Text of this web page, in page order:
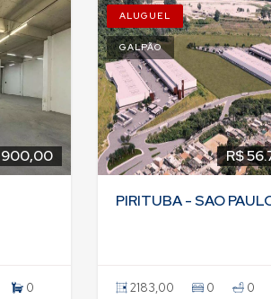
0
ALUGUEL
GALPÃO
R$
PIRITUBA - SAO
2183,00 0 0